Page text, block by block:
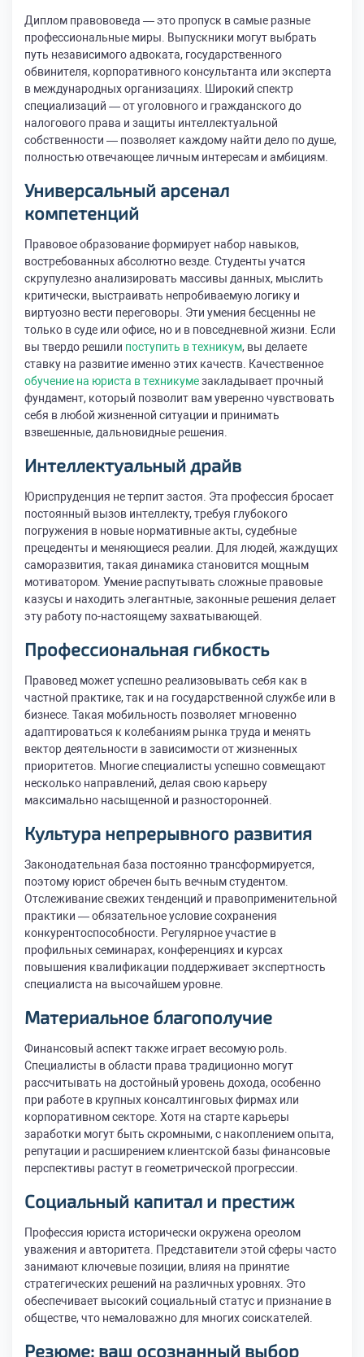
Диплом правововеда — это пропуск в самые разные
профессиональные миры. Выпускники могут выбрать
путь независимого адвоката, государственного
обвинителя, корпоративного консультанта или эксперта
в международных организациях. Широкий спектр
специализаций — от уголовного и гражданского до
налогового права и защиты интеллектуальной
собственности — позволяет каждому найти дело по душе,
полностью отвечающее личным интересам и амбициям.
Универсальный арсенал
компетенций
Правовое образование формирует набор навыков,
востребованных абсолютно везде. Студенты учатся
скрупулезно анализировать массивы данных, мыслить
критически, выстраивать непробиваемую логику и
виртуозно вести переговоры. Эти умения бесценны не
только в суде или офисе, но и в повседневной жизни. Если
вы твердо решили поступить в техникум, вы делаете
ставку на развитие именно этих качеств. Качественное
обучение на юриста в техникумезакладывает прочный
фундамент, который позволит вам уверенно чувствовать
себя в любой жизненной ситуации и принимать
взвешенные, дальновидные решения.
Интеллектуальный драйв
Юриспруденция не терпит застоя. Эта профессия бросает
постоянный вызов интеллекту, требуя глубокого
погружения в новые нормативные акты, судебные
прецеденты и меняющиеся реалии. Для людей, жаждущих
саморазвития, такая динамика становится мощным
мотиватором. Умение распутывать сложные правовые
казусы и находить элегантные, законные решения делает
эту работу по-настоящему захватывающей.
Профессиональная гибкость
Правовед может успешно реализовывать себя как в
частной практике, так и на государственной службе или в
бизнесе. Такая мобильность позволяет мгновенно
адаптироваться к колебаниям рынка труда и менять
вектор деятельности в зависимости от жизненных
приоритетов. Многие специалисты успешно совмещают
несколько направлений, делая свою карьеру
максимально насыщенной и разносторонней.
Культура непрерывного развития
Законодательная база постоянно трансформируется,
поэтому юрист обречен быть вечным студентом.
Отслеживание свежих тенденций и правоприменительной
практики — обязательное условие сохранения
конкурентоспособности. Регулярное участие в
профильных семинарах, конференциях и курсах
повышения квалификации поддерживает экспертность
специалиста на высочайшем уровне.
Материальное благополучие
Финансовый аспект также играет весомую роль.
Специалисты в области права традиционно могут
рассчитывать на достойный уровень дохода, особенно
при работе в крупных консалтинговых фирмах или
корпоративном секторе. Хотя на старте карьеры
заработки могут быть скромными, с накоплением опыта,
репутации и расширением клиентской базы финансовые
перспективы растут в геометрической прогрессии.
Социальный капитал и престиж
Профессия юриста исторически окружена ореолом
уважения и авторитета. Представители этой сферы часто
занимают ключевые позиции, влияя на принятие
стратегических решений на различных уровнях. Это
обеспечивает высокий социальный статус и признание в
обществе, что немаловажно для многих соискателей.
Резюме: ваш осознанный выбор